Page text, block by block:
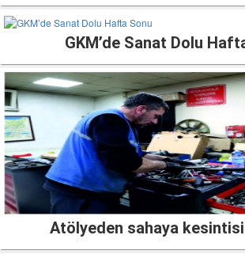
GKM’de Sanat Dolu
Atölyeden sahaya